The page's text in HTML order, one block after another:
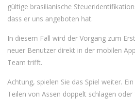
gültige brasilianische
dass er uns angeboten hat.
In diesem Fall wird der Vorgang zum
neuer Benutzer direkt in der mobilen
Team trifft.
Achtung, spielen Sie das Spiel weiter.
Teilen von Assen doppelt schlagen oder